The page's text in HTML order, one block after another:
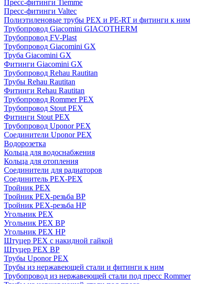
Пресс-фитинги Tiemme
Пресс-фитинги Valtec
Полиэтиленовые трубы PEX и PE-RT и фитинги к ним
Трубопровод Giacomini GIACOTHERM
Трубопровод FV-Plast
Трубопровод Giacomini GX
Труба Giacomini GX
Фитинги Giacomini GX
Трубопровод Rehau Rautitan
Трубы Rehau Rautitan
Фитинги Rehau Rautitan
Трубопровод Rommer PEX
Трубопровод Stout PEX
Фитинги Stout PEX
Трубопровод Uponor PEX
Соединители Uponor PEX
Водорозетка
Кольца для водоснабжения
Кольца для отопления
Соединители для радиаторов
Соединитель PEX-PEX
Тройник PEX
Тройник PEX-резьба ВР
Тройник PEX-резьба НР
Угольник PEX
Угольник PEX ВР
Угольник PEX НР
Штуцер PEX c накидной гайкой
Штуцер PEX ВР
Трубы Uponor PEX
Трубы из нержавеющей стали и фитинги к ним
Трубопровод из нержавеющей стали под пресс Rommer